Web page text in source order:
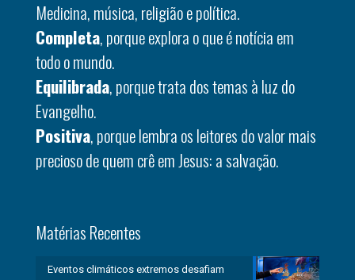
Medicina, música, religião e política.
Completa, porque explora o que é notícia em
todo o mundo.
Equilibrada, porque trata dos temas à luz do
Evangelho.
Positiva, porque lembra os leitores do valor mais
precioso de quem crê em Jesus: a salvação.
Matérias Recentes
Eventos climáticos extremos desafiam